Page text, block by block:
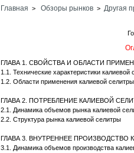
Главная > Обзоры рынков > Другая
ГЛАВА 1. СВОЙСТВА И ОБЛАСТИ
1.1. Технические характеристики калиевой
1.2. Области применения калиевой селитры
ГЛАВА 2. ПОТРЕБЛЕНИЕ КАЛИЕВОЙ
2.1. Динамика объемов рынка калиевой
2.2. Структура рынка калиевой селитры
ГЛАВА 3. ВНУТРЕННЕЕ ПРОИЗВОДСТВО
3.1. Динамика объемов производства